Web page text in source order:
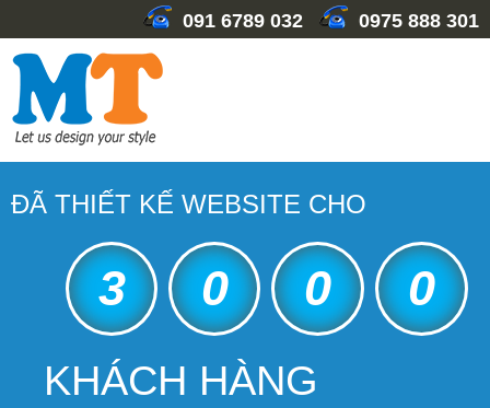
091 6789 032 0975 888 301
ĐÃ THIẾT KẾ WEBSITE CHO
3 0 0 0
KHÁCH HÀNG